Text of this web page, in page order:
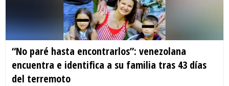
“No paré hasta encontrarlos”: venezolana
encuentra e identifica a su familia tras 43 días
del terremoto